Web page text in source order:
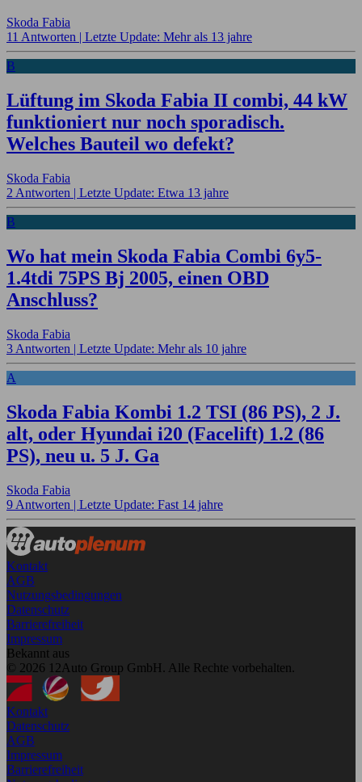
Skoda Fabia
11 Antworten | Letzte Update: Mehr als 13 jahre
B
Lüftung im Skoda Fabia II combi, 44 kW
funktioniert nur noch sporadisch.
Welches Bauteil wo defekt?
Skoda Fabia
2 Antworten | Letzte Update: Etwa 13 jahre
B
Wo hat mein Skoda Fabia Combi 6y5-
1.4tdi 75PS Bj 2005, einen OBD
Anschluss?
Skoda Fabia
3 Antworten | Letzte Update: Mehr als 10 jahre
A
Skoda Fabia Kombi 1.2 TSI (86 PS), 2 J.
alt, oder Hyundai i20 (Facelift) 1.2 (86
PS), neu u. 5 J. Ga
Skoda Fabia
9 Antworten | Letzte Update: Fast 14 jahre
Kontakt
AGB
Nutzungsbedingungen
Datenschutz
Barrierefreiheit
Impressum
Bekannt aus
© 2026 12Auto Group GmbH. Alle Rechte vorbehalten.
Kontakt
Datenschutz
AGB
Impressum
Barrierefreiheit